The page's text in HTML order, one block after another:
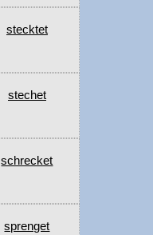
stecktet
stechet
schrecket
sprenget